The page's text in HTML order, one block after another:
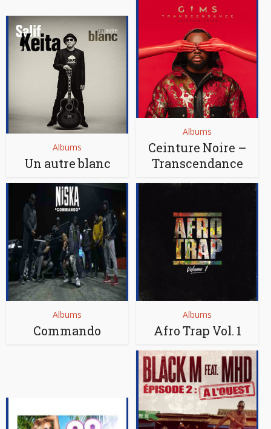
Albums
Un autre blanc
Albums
Ceinture Noire –
Transcendance
Albums
Commando
Albums
Afro Trap Vol. 1